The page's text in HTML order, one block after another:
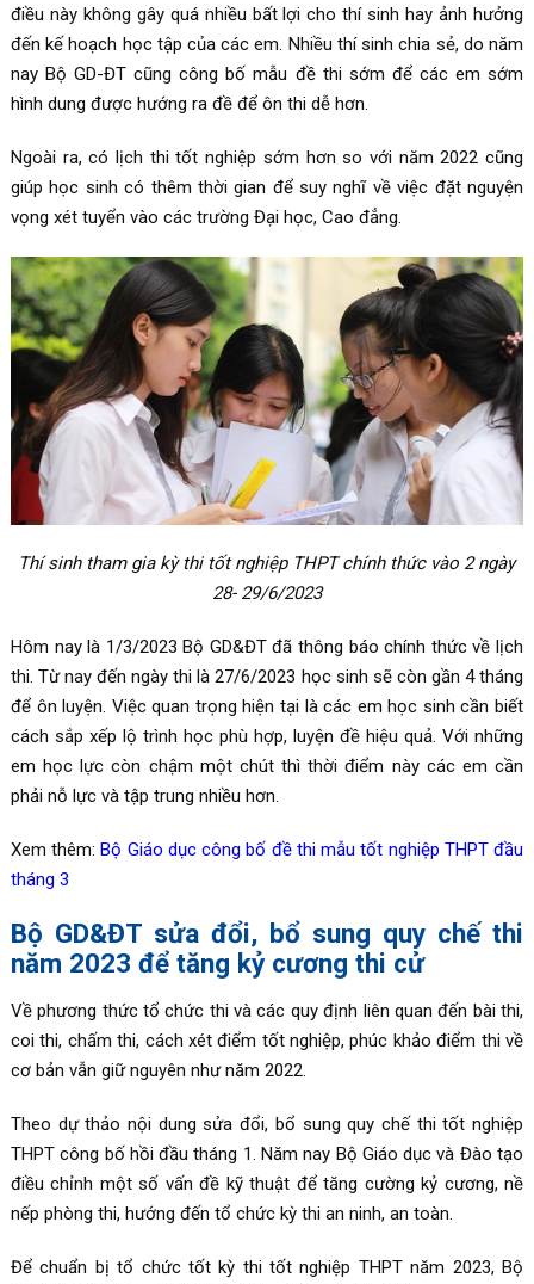
điều này không gây quá nhiều bất lợi cho thí sinh hay ảnh hưởng
đến kế hoạch học tập của các em. Nhiều thí sinh chia sẻ, do năm
nay Bộ GD-ĐT cũng công bố mẫu đề thi sớm để các em sớm
hình dung được hướng ra đề để ôn thi dễ hơn.
Ngoài ra, có lịch thi tốt nghiệp sớm hơn so với năm 2022 cũng
giúp học sinh có thêm thời gian để suy nghĩ về việc đặt nguyện
vọng xét tuyển vào các trường Đại học, Cao đẳng.
Thí sinh tham gia kỳ thi tốt nghiệp THPT chính thức vào 2 ngày
28- 29/6/2023
Hôm nay là 1/3/2023 Bộ GD&ĐT đã thông báo chính thức về lịch
thi. Từ nay đến ngày thi là 27/6/2023 học sinh sẽ còn gần 4 tháng
để ôn luyện. Việc quan trọng hiện tại là các em học sinh cần biết
cách sắp xếp lộ trình học phù hợp, luyện đề hiệu quả. Với những
em học lực còn chậm một chút thì thời điểm này các em cần
phải nỗ lực và tập trung nhiều hơn.
Xem thêm: Bộ Giáo dục công bố đề thi mẫu tốt nghiệp THPT đầu
tháng 3
Bộ GD&ĐT sửa đổi, bổ sung quy chế thi
năm 2023 để tăng kỷ cương thi cử
Về phương thức tổ chức thi và các quy định liên quan đến bài thi,
coi thi, chấm thi, cách xét điểm tốt nghiệp, phúc khảo điểm thi về
cơ bản vẫn giữ nguyên như năm 2022.
Theo dự thảo nội dung sửa đổi, bổ sung quy chế thi tốt nghiệp
THPT công bố hồi đầu tháng 1. Năm nay Bộ Giáo dục và Đào tạo
điều chỉnh một số vấn đề kỹ thuật để tăng cường kỷ cương, nề
nếp phòng thi, hướng đến tổ chức kỳ thi an ninh, an toàn.
Để chuẩn bị tổ chức tốt kỳ thi tốt nghiệp THPT năm 2023, Bộ